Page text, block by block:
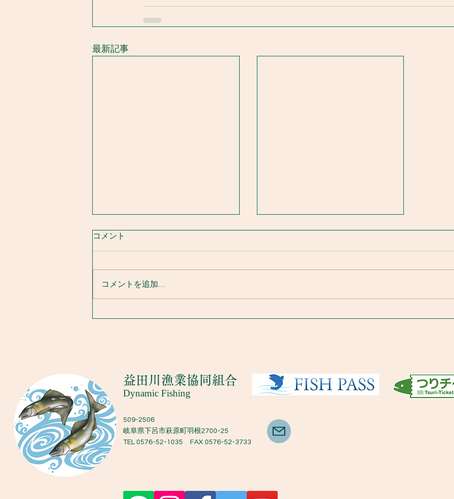
最新記事
コメント
コメントを追加…
​益田川漁業協同組合
Dynamic Fishing
509-2506
岐阜県下呂市萩原町羽根2700-25
TEL 0576-52-1035 FAX 0576-52-3733